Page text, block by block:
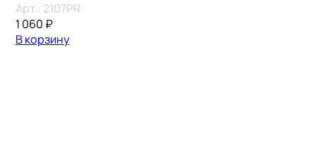
Арт.: 2107PR
1 060 ₽
В корзину